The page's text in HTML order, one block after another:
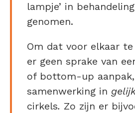
lampje’ in
genomen.
Om dat voor elkaar
er geen sprake van
of bottom-up
samenwerking in
cirkels. Zo zijn er